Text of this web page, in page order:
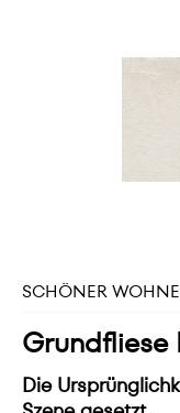
SCHÖNER
Grundfliese
Die